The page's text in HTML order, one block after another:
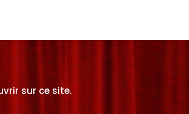
sur ce site.